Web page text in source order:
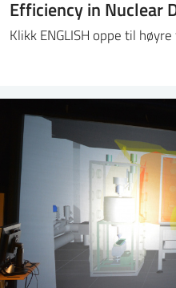
Efficiency in Nuclear
Klikk ENGLISH oppe til